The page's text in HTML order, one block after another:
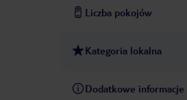
Liczba pokojów
Kategoria lokalna
Dodatkowe informacje